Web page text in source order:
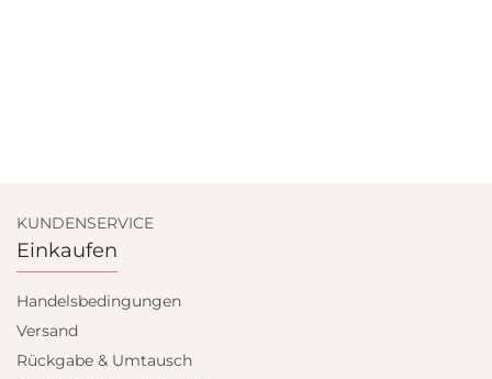
KUNDENSERVICE
Einkaufen
Handelsbedingungen
Versand
Rückgabe & Umtausch